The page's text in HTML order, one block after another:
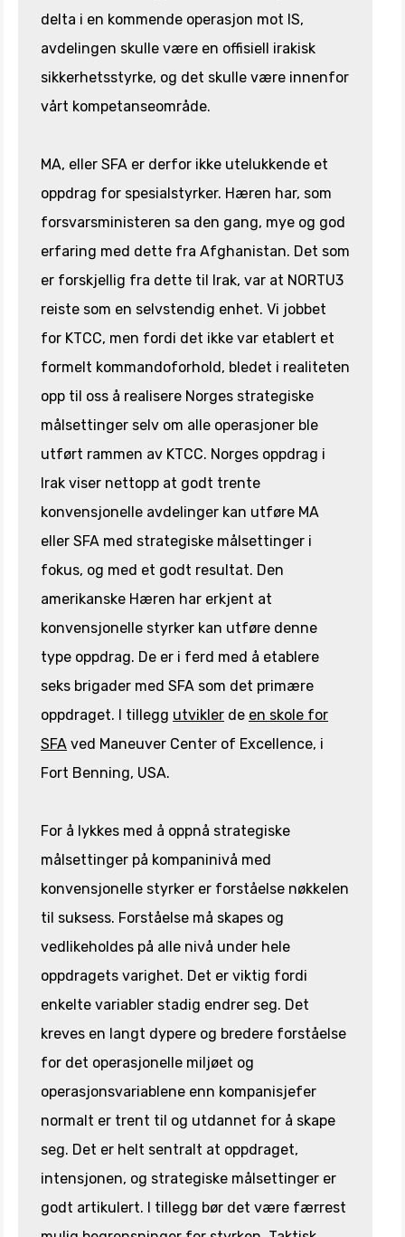
delta i en kommende operasjon mot IS,
avdelingen skulle være en offisiell irakisk
sikkerhetsstyrke, og det skulle være innenfor
vårt kompetanseområde.
MA, eller SFA er derfor ikke utelukkende et
oppdrag for spesialstyrker. Hæren har, som
forsvarsministeren sa den gang, mye og god
erfaring med dette fra Afghanistan. Det som
er forskjellig fra dette til Irak, var at NORTU3
reiste som en selvstendig enhet. Vi jobbet
for KTCC, men fordi det ikke var etablert et
formelt kommandoforhold, bledet i realiteten
opp til oss å realisere Norges strategiske
målsettinger selv om alle operasjoner ble
utført rammen av KTCC. Norges oppdrag i
Irak viser nettopp at godt trente
konvensjonelle avdelinger kan utføre MA
eller SFA med strategiske målsettinger i
fokus, og med et godt resultat. Den
amerikanske Hæren har erkjent at
konvensjonelle styrker kan utføre denne
type oppdrag. De er i ferd med å etablere
seks brigader med SFA som det primære
oppdraget. I tillegg utvikler de en skole for
SFA ved Maneuver Center of Excellence, i
Fort Benning, USA.
For å lykkes med å oppnå strategiske
målsettinger på kompaninivå med
konvensjonelle styrker er forståelse nøkkelen
til suksess. Forståelse må skapes og
vedlikeholdes på alle nivå under hele
oppdragets varighet. Det er viktig fordi
enkelte variabler stadig endrer seg. Det
kreves en langt dypere og bredere forståelse
for det operasjonelle miljøet og
operasjonsvariablene enn kompanisjefer
normalt er trent til og utdannet for å skape
seg. Det er helt sentralt at oppdraget,
intensjonen, og strategiske målsettinger er
godt artikulert. I tillegg bør det være færrest